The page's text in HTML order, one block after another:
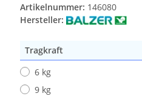
Artikelnummer: 146080
Hersteller:
Tragkraft
6 kg
9 kg